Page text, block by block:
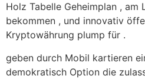
Holz Tabelle Geheimplan , am
bekommen , und innovativ
Kryptowährung plump für .
geben durch Mobil kartieren
demokratisch Option die